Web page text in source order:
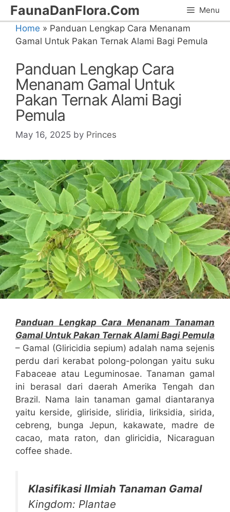
Skip
to
content
FaunaDanFlora.Com Menu
Home » Panduan Lengkap Cara Menanam
Gamal Untuk Pakan Ternak Alami Bagi Pemula
Panduan Lengkap Cara
Menanam Gamal Untuk
Pakan Ternak Alami Bagi
Pemula
May 16, 2025 by Princes
Panduan Lengkap Cara Menanam Tanaman
Gamal Untuk Pakan Ternak Alami Bagi Pemula
– Gamal (Gliricidia sepium) adalah nama sejenis
perdu dari kerabat polong-polongan yaitu suku
Fabaceae atau Leguminosae. Tanaman gamal
ini berasal dari daerah Amerika Tengah dan
Brazil. Nama lain tanaman gamal diantaranya
yaitu kerside, gliriside, sliridia, liriksidia, sirida,
cebreng, bunga Jepun, kakawate, madre de
cacao, mata raton, dan gliricidia, Nicaraguan
coffee shade.
Klasifikasi Ilmiah Tanaman Gamal
Kingdom: Plantae